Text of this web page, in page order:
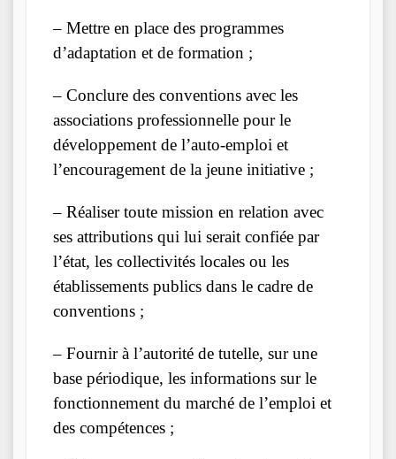
– Mettre en place des programmes
d’adaptation et de formation ;
– Conclure des conventions avec les
associations professionnelle pour le
développement de l’auto-emploi et
l’encouragement de la jeune initiative ;
– Réaliser toute mission en relation avec
ses attributions qui lui serait confiée par
l’état, les collectivités locales ou les
établissements publics dans le cadre de
conventions ;
– Fournir à l’autorité de tutelle, sur une
base périodique, les informations sur le
fonctionnement du marché de l’emploi et
des compétences ;